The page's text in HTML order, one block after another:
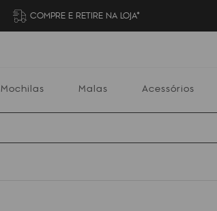
COMPRE E RETIRE NA LOJA*
Mochilas Malas Acessórios